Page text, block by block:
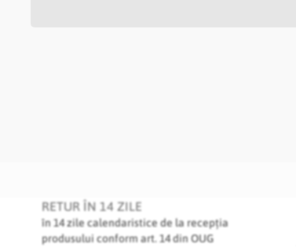
RETUR ÎN 14 ZILE
în 14 zile calendaristice de la recepția
produsului conform art. 14 din OUG